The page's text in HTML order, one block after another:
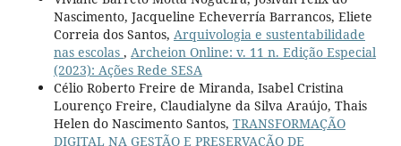
Nascimento, Jacqueline Echeverría Barrancos, Eliete
Correia dos Santos, Arquivologia e sustentabilidade
nas escolas , Archeion Online: v. 11 n. Edição Especial
(2023): Ações Rede SESA
Célio Roberto Freire de Miranda, Isabel Cristina
Lourenço Freire, Claudialyne da Silva Araújo, Thais
Helen do Nascimento Santos, TRANSFORMAÇÃO
DIGITAL NA GESTÃO E PRESERVAÇÃO DE